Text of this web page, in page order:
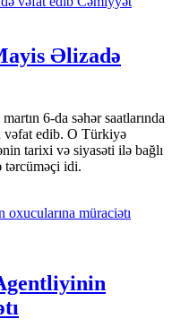
Əlizadə
6-da səhər saatlarında
vəfat edib. O Türkiyə
tarixi və siyasəti ilə bağlı
tərcüməçi idi.